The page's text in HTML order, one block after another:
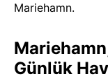
Mariehamn.
Günlük